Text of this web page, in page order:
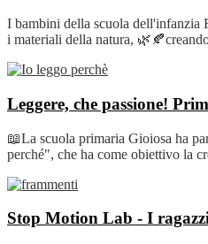
I bambini della scuola dell'infanzia
i materiali della natura,
Leggere, che passione!
📖La scuola primaria Gioiosa ha
perché", che ha come obiettivo la
Stop Motion Lab - I